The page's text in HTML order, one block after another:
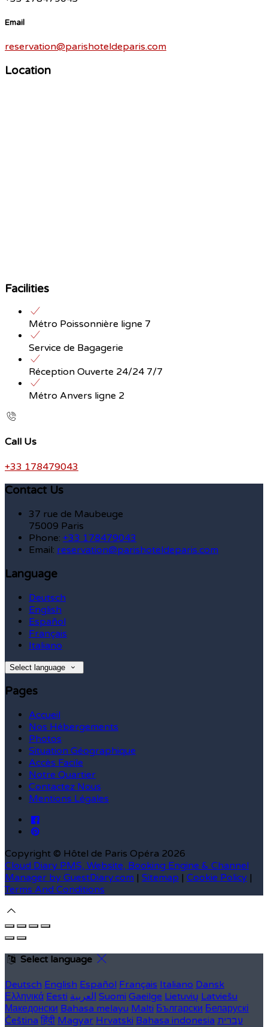
Email
reservation@parishoteldeparis.com
Location
Facilities
Métro Poissonnière ligne 7
Service de Bagagerie
Réception Ouverte 24/24 7/7
Métro Anvers ligne 2
Call Us
+33 178479043
Contact Us
37 rue de Maubeuge
75009 Paris
Phone: +33 178479043
Email: reservation@parishoteldeparis.com
Language
Deutsch
English
Español
Français
Italiano
Select language
Pages
Accueil
Nos Hébergements
Photos
Situation Géographique
Accès Facile
Notre Quartier
Contactez Nous
Mentions Légales
Copyright © Hôtel de Paris Opéra 2026
Cloud Diary PMS, Website, Booking Engine & Channel
Manager by GuestDiary.com | Sitemap | Cookie Policy |
Terms And Conditions
Select language
Deutsch English Español Français Italiano Dansk
Ελληνικά Eesti العربية Suomi Gaeilge Lietuvių Latviešu
Македонски Bahasa melayu Malti Български Беларускі
Čeština हिंदी Magyar Hrvatski Bahasa indonesia עברית